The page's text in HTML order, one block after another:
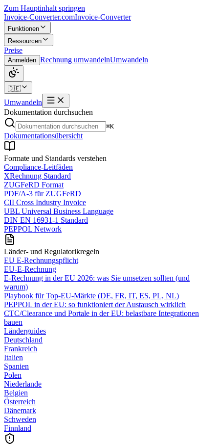
Zum Hauptinhalt springen
Invoice-Converter.comInvoice-Converter
Funktionen
Ressourcen
Preise
Anmelden Rechnung umwandelnUmwandeln
🇩🇪
Umwandeln
Dokumentation durchsuchen
⌘K
Dokumentationsübersicht
Formate und Standards verstehen
Compliance-Leitfäden
XRechnung Standard
ZUGFeRD Format
PDF/A-3 für ZUGFeRD
CII Cross Industry Invoice
UBL Universal Business Language
DIN EN 16931-1 Standard
PEPPOL Network
Länder- und Regulatorikregeln
EU E-Rechnungspflicht
EU-E-Rechnung
E‑Rechnung in der EU 2026: was Sie umsetzen sollten (und
warum)
Playbook für Top‑EU‑Märkte (DE, FR, IT, ES, PL, NL)
PEPPOL in der EU: so funktioniert der Austausch wirklich
CTC/Clearance und Portale in der EU: belastbare Integrationen
bauen
Länderguides
Deutschland
Frankreich
Italien
Spanien
Polen
Niederlande
Belgien
Österreich
Dänemark
Schweden
Finnland